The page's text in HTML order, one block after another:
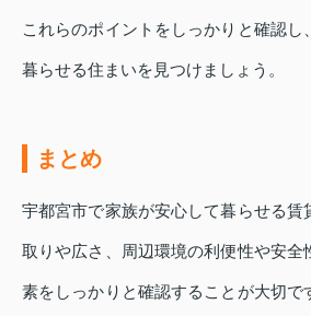
これらのポイントをしっかりと確認し
暮らせる住まいを見つけましょう。
まとめ
宇都宮市で家族が安心して暮らせる賃
取りや広さ、周辺環境の利便性や安全
素をしっかりと確認することが大切で